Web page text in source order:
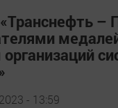
–
- 13:59